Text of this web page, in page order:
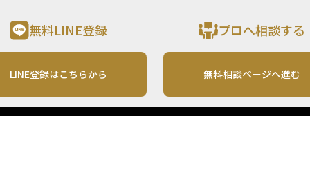
無料LINE登録
LINE登録はこちらから
プロへ相談する
無料相談ページへ進む